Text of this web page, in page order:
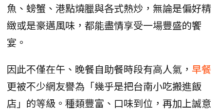
魚、螃蟹、港點燒臘與各式熱炒，無論是偏好精
緻或是豪邁風味，都能盡情享受一場豐盛的饗
宴。
因此不僅在午、晚餐自助餐時段有高人氣， 早餐
更被不少網友譽為「幾乎是把台南小吃搬進飯
店」的等級。種類豐富、口味到位，再加上誠意